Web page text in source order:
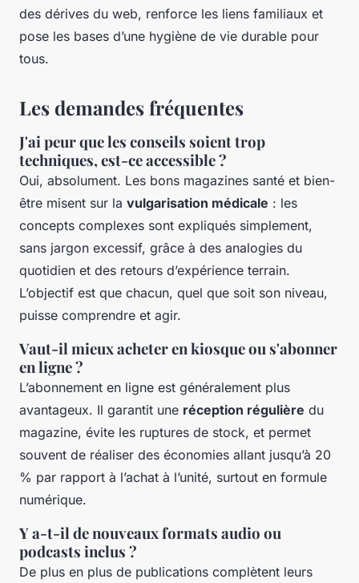
des dérives du web, renforce les liens familiaux et
pose les bases d’une hygiène de vie durable pour
tous.
Les demandes fréquentes
J'ai peur que les conseils soient trop
techniques, est-ce accessible ?
Oui, absolument. Les bons magazines santé et bien-
être misent sur la vulgarisation médicale : les
concepts complexes sont expliqués simplement,
sans jargon excessif, grâce à des analogies du
quotidien et des retours d’expérience terrain.
L’objectif est que chacun, quel que soit son niveau,
puisse comprendre et agir.
Vaut-il mieux acheter en kiosque ou s'abonner
en ligne ?
L’abonnement en ligne est généralement plus
avantageux. Il garantit une réception régulière du
magazine, évite les ruptures de stock, et permet
souvent de réaliser des économies allant jusqu’à 20
% par rapport à l’achat à l’unité, surtout en formule
numérique.
Y a-t-il de nouveaux formats audio ou
podcasts inclus ?
De plus en plus de publications complètent leurs